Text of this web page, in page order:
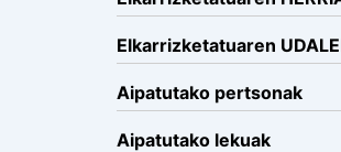
Elkarrizketatuaren
Aipatutako pertsonak
Aipatutako lekuak